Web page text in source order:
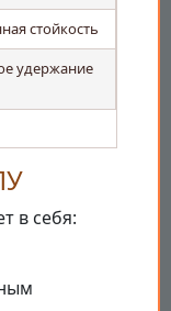
стойкость
удержание
в себя: